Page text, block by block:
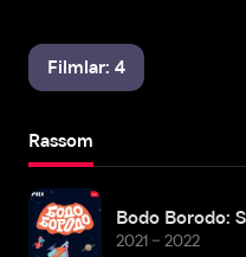
Filmlar: 4
Rassom
2021 – 2022